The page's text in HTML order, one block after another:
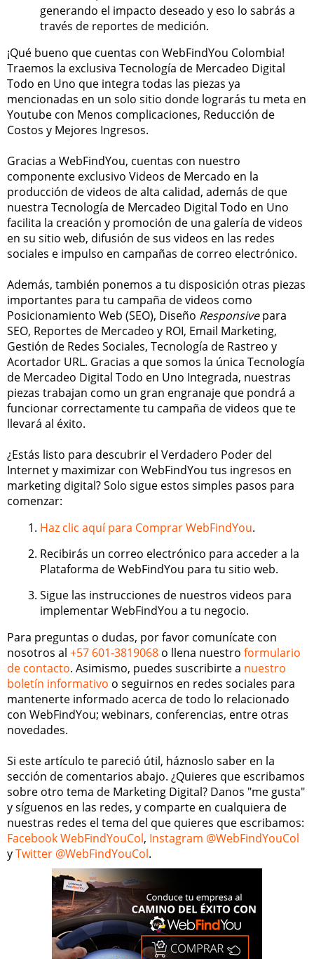
generando el impacto deseado y eso lo sabrás a
través de reportes de medición.
¡Qué bueno que cuentas con WebFindYou Colombia!
Traemos la exclusiva Tecnología de Mercadeo Digital
Todo en Uno que integra todas las piezas ya
mencionadas en un solo sitio donde lograrás tu meta en
Youtube con Menos complicaciones, Reducción de
Costos y Mejores Ingresos.
Gracias a WebFindYou, cuentas con nuestro
componente exclusivo Videos de Mercado en la
producción de videos de alta calidad, además de que
nuestra Tecnología de Mercadeo Digital Todo en Uno
facilita la creación y promoción de una galería de videos
en su sitio web, difusión de sus videos en las redes
sociales e impulso en campañas de correo electrónico.
Además, también ponemos a tu disposición otras piezas
importantes para tu campaña de videos como
Posicionamiento Web (SEO), Diseño Responsivepara
SEO, Reportes de Mercadeo y ROI, Email Marketing,
Gestión de Redes Sociales, Tecnología de Rastreo y
Acortador URL. Gracias a que somos la única Tecnología
de Mercadeo Digital Todo en Uno Integrada, nuestras
piezas trabajan como un gran engranaje que pondrá a
funcionar correctamente tu campaña de videos que te
llevará al éxito.
¿Estás listo para descubrir el Verdadero Poder del
Internet y maximizar con WebFindYou tus ingresos en
marketing digital? Solo sigue estos simples pasos para
comenzar:
Haz clic aquí para Comprar WebFindYou.
Recibirás un correo electrónico para acceder a la
Plataforma de WebFindYou para tu sitio web.
Sigue las instrucciones de nuestros videos para
implementar WebFindYou a tu negocio.
Para preguntas o dudas, por favor comunícate con
nosotros al +57 601-3819068 o llena nuestro formulario
de contacto. Asimismo, puedes suscribirte a nuestro
boletín informativo o seguirnos en redes sociales para
mantenerte informado acerca de todo lo relacionado
con WebFindYou; webinars, conferencias, entre otras
novedades.
Si este artículo te pareció útil, háznoslo saber en la
sección de comentarios abajo. ¿Quieres que escribamos
sobre otro tema de Marketing Digital? Danos "me gusta"
y síguenos en las redes, y comparte en cualquiera de
nuestras redes el tema del que quieres que escribamos:
Facebook WebFindYouCol, Instagram @WebFindYouCol
yTwitter @WebFindYouCol.